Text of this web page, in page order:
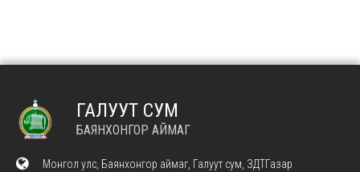
ГАЛУУТ СУМ
БАЯНХОНГОР АЙМАГ
Монгол улс, Баянхонгор аймаг, Галуут сум, ЗДТГазар